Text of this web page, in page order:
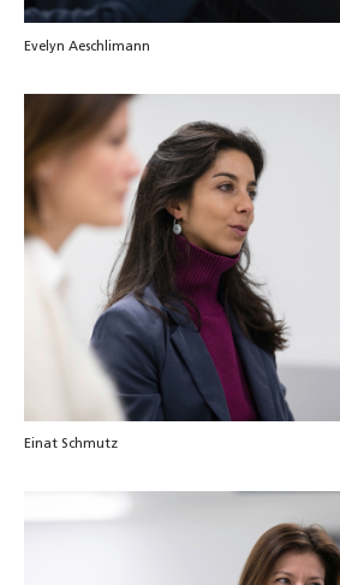
Evelyn Aeschlimann
Einat Schmutz